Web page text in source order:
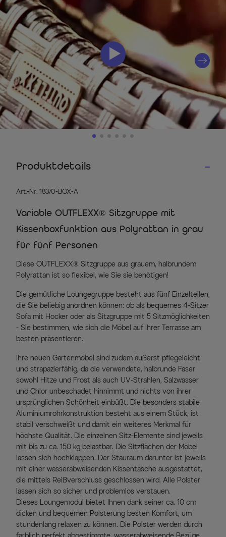
Produktdetails
Art.-Nr. 18370-BOX-A
Variable OUTFLEXX® Sitzgruppe mit
Kissenboxfunktion aus Polyrattan in grau
für fünf Personen
Diese OUTFLEXX® Sitzgruppe aus grauem, halbrundem
Polyrattan ist so flexibel, wie Sie sie benötigen!
Die gemütliche Loungegruppe besteht aus fünf Einzelteilen,
die Sie beliebig anordnen können: ob als bequemes 4-Sitzer
Sofa mit Hocker oder als Sitzgruppe mit 5 Sitzmöglichkeiten
- Sie bestimmen, wie sich die Möbel auf Ihrer Terrasse am
besten präsentieren.
Ihre neuen Gartenmöbel sind zudem äußerst pflegeleicht
und strapazierfähig, da die verwendete, halbrunde Faser
sowohl Hitze und Frost als auch UV-Strahlen, Salzwasser
und Chlor unbeschadet hinnimmt und nichts von ihrer
ursprünglichen Schönheit einbüßt. Die besonders stabile
Aluminiumrohrkonstruktion besteht aus einem Stück, ist
stabil verschweißt und damit ein weiteres Merkmal für
höchste Qualität. Die einzelnen Sitz-Elemente sind jeweils
mit bis zu ca. 150 kg belastbar. Die Sitzflächen der Möbel
lassen sich hochklappen. Der Stauraum darunter ist jeweils
mit einer wasserabweisenden Kissentasche ausgestattet,
die mittels Reißverschluss geschlossen wird. Alle Polster
lassen sich so sicher und problemlos verstauen.
Dieses Loungemodul bietet Ihnen dank seiner ca. 10 cm
dicken und bequemen Polsterung besten Komfort, um
stundenlang relaxen zu können. Die Polster werden durch